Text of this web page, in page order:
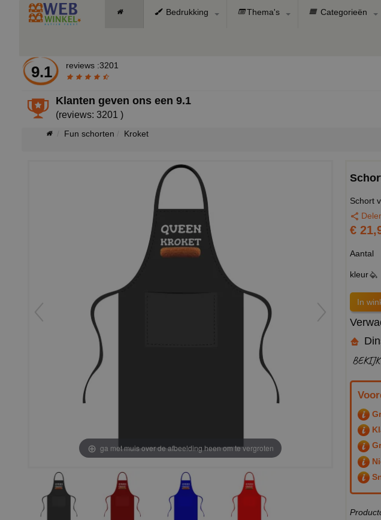
Bedrukking Thema's Categorieën
9.1 reviews :3201
Klanten geven ons een9.1
(reviews: 3201 )
Fun schorten Kroket
ga met muis over de afbeelding heen om te vergroten
Schort
€
Aantal
kleur